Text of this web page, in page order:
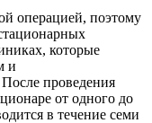
операцией, поэтому
которые
и
проведения
от одного до
в течение семи